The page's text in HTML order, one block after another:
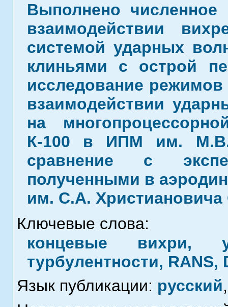
Выполнено численное
взаимодействии
системой ударных
клиньями с острой
исследование
взаимодействии
на
К-100 в ИПМ им.
сравнение с
полученными в
им. С.А.
Ключевые слова:
концевые вихри,
турбулентности, RANS,
Язык публикации: русский,